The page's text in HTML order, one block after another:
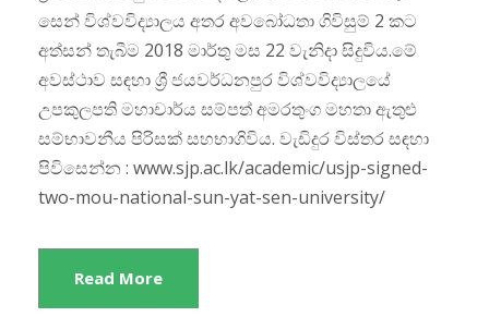
සෙන් විශ්වවිද්‍යාලය අතර අවබෝධතා ගිවිසුම් 2 කට
අත්සන් තැබීම 2018 මාර්තු මස 22 වැනිදා සිදුවිය.මේ
අවස්ථාව සඳහා ශ්‍රී ජයවර්ධනපුර විශ්වවිද්‍යාලයේ
උපකුලපති මහාචාර්ය සම්පත් අමරතුංග මහතා ඇතුළු
සම්භාවනීය පිරිසක් සහභාගිවිය. වැඩිදුර විස්තර සඳහා
පිවිසෙන්න : www.sjp.ac.lk/academic/usjp-signed-
two-mou-national-sun-yat-sen-university/
Read More